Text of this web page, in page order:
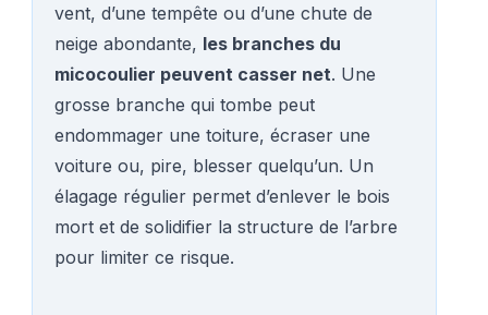
vent, d’une tempête ou d’une chute de
neige abondante, les branches du
micocoulier peuvent casser net. Une
grosse branche qui tombe peut
endommager une toiture, écraser une
voiture ou, pire, blesser quelqu’un. Un
élagage régulier permet d’enlever le bois
mort et de solidifier la structure de l’arbre
pour limiter ce risque.